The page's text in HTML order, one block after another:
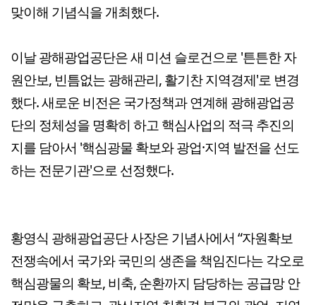
맞이해 기념식을 개최했다.
이날 광해광업공단은 새 미션 슬로건으로 '튼튼한 자
원안보, 빈틈없는 광해관리, 활기찬 지역경제'로 변경
했다. 새로운 비전은 국가정책과 연계해 광해광업공
단의 정체성을 명확히 하고 핵심사업의 적극 추진의
지를 담아서 '핵심광물 확보와 광업·지역 발전을 선도
하는 전문기관'으로 선정했다.
황영식 광해광업공단 사장은 기념사에서 “자원확보
전쟁속에서 국가와 국민의 생존을 책임진다는 각오로
핵심광물의 확보, 비축, 순환까지 담당하는 공급망 안